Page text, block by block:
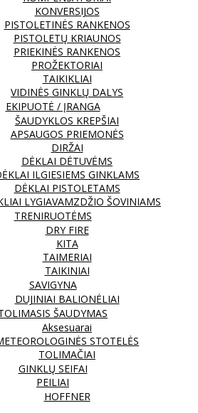
KONVERSIJOS
PISTOLETINĖS RANKENOS
PISTOLETŲ KRIAUNOS
PRIEKINĖS RANKENOS
PROŽEKTORIAI
TAIKIKLIAI
VIDINĖS GINKLŲ DALYS
EKIPUOTĖ / ĮRANGA
ŠAUDYKLOS KREPŠIAI
APSAUGOS PRIEMONĖS
DIRŽAI
DĖKLAI DĖTUVĖMS
ILGIESIEMS GINKLAMS
DĖKLAI PISTOLETAMS
LYGIAVAMZDŽIO ŠOVINIAMS
TRENIRUOTĖMS
DRY FIRE
KITA
TAIMERIAI
TAIKINIAI
SAVIGYNA
DUJINIAI BALIONĖLIAI
ŠAUDYMAS
Aksesuarai
STOTELĖS
TOLIMAČIAI
GINKLŲ SEIFAI
PEILIAI
HOFFNER